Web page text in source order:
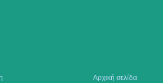
Αρχική σελίδα